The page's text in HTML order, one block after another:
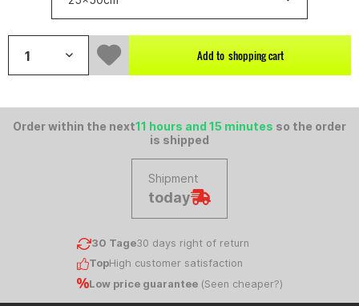
Add to shopping cart
Order within the next11 hours and 15 minutes so the order
is shipped
Shipment
today
30 Tage30 days right of return
TopHigh customer satisfaction
Low price guarantee(Seen cheaper?)